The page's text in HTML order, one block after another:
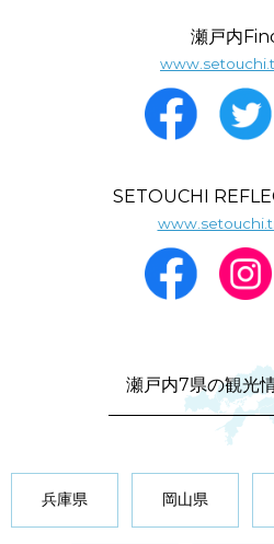
瀬戸内
SETOUCHI
瀬戸内7県の観光
兵庫県 岡山県